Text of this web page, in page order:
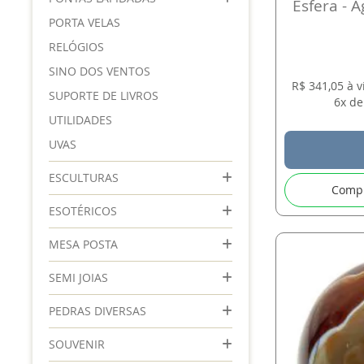
Esfera -
R$ 341,05 à
6x
PORTA VELAS
RELÓGIOS
SINO DOS VENTOS
SUPORTE DE LIVROS
UTILIDADES
UVAS
ESCULTURAS
ESOTÉRICOS
MESA POSTA
SEMI JOIAS
PEDRAS DIVERSAS
SOUVENIR